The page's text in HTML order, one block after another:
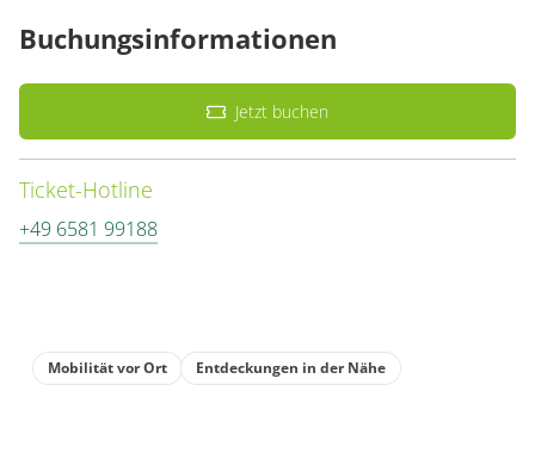
Hin und zurück,
30,00 €
Hin und zurück, Kinder
18,00 €
18,00 €
Buchungsinformationen
Jetzt buchen
Ticket-Hotline
+49 6581 99188
Mobilität vor Ort Entdeckungen in der Nähe